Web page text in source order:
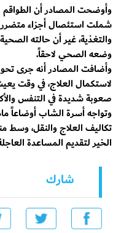
وأوضحت المصادر أن الطواقم
شملت استئصال أجزاء
والتغذية، غير أن حالته
وضعه الصحي لاحقاً.
وأضافت المصادر أنه جرى
لاستكمال العلاج، في وقت
صعوبة شديدة في التنفس
وتواجه أسرة الشاب أوضاعاً
تكاليف العلاج والنقل، وسط
الخير لتقديم المساعدة
شارك